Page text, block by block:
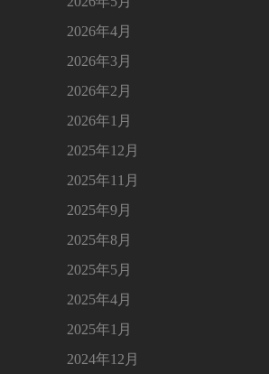
2026年4月
2026年3月
2026年2月
2026年1月
2025年12月
2025年11月
2025年9月
2025年8月
2025年5月
2025年4月
2025年1月
2024年12月